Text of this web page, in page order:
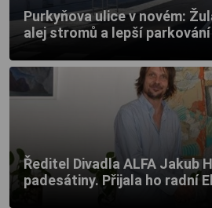
Purkyňova ulice v novém:
alej stromů a lepší parkování
Ředitel Divadla ALFA Jakub
padesátiny. Přijala ho radní